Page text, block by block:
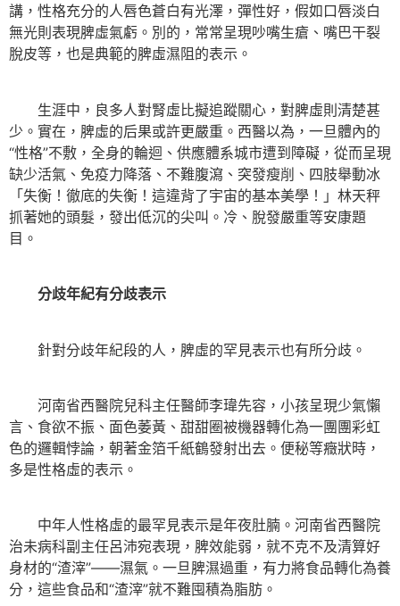
講，性格充分的人唇色蒼白有光澤，彈性好，假如口唇淡白
無光則表現脾虛氣虧。別的，常常呈現吵嘴生瘡、嘴巴干裂
脫皮等，也是典範的脾虛濕阻的表示。
生涯中，良多人對腎虛比擬追蹤關心，對脾虛則清楚甚
少。實在，脾虛的后果或許更嚴重。西醫以為，一旦體內的
“性格”不敷，全身的輪迴、供應體系城市遭到障礙，從而呈現
缺少活氣、免疫力降落、不難腹瀉、突發瘦削、四肢舉動冰
「失衡！徹底的失衡！這違背了宇宙的基本美學！」林天秤
抓著她的頭髮，發出低沉的尖叫。冷、脫發嚴重等安康題
目。
分歧年紀有分歧表示
針對分歧年紀段的人，脾虛的罕見表示也有所分歧。
河南省西醫院兒科主任醫師李瑋先容，小孩呈現少氣懶
言、食欲不振、面色萎黃、甜甜圈被機器轉化為一團團彩虹
色的邏輯悖論，朝著金箔千紙鶴發射出去。便秘等癥狀時，
多是性格虛的表示。
中年人性格虛的最罕見表示是年夜肚腩。河南省西醫院
治未病科副主任呂沛宛表現，脾效能弱，就不克不及清算好
身材的“渣滓”——濕氣。一旦脾濕過重，有力將食品轉化為養
分，這些食品和“渣滓”就不難囤積為脂肪。